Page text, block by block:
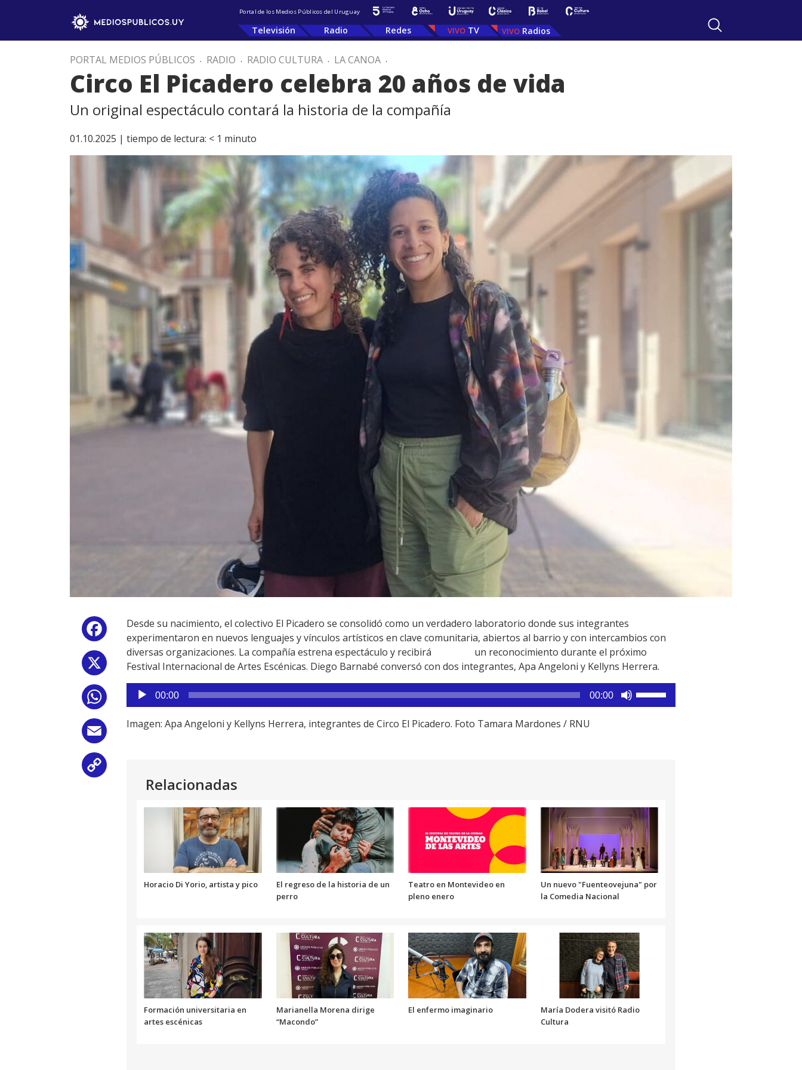
Portal de los Medios Públicos del Uruguay
Televisión Radio Redes TV Radios
PORTAL MEDIOS PÚBLICOS . RADIO . RADIO CULTURA . LA CANOA .
Circo El Picadero celebra 20 años de vida
Un original espectáculo contará la historia de la compañía
01.10.2025 | tiempo de lectura: < 1 minuto
Facebook
WhatsApp
Desde su nacimiento, el colectivo El Picadero se consolidó como un verdadero laboratorio donde sus integrantes
experimentaron en nuevos lenguajes y vínculos artísticos en clave comunitaria, abiertos al barrio y con intercambios con
diversas organizaciones. La compañía estrena espectáculo y recibirá un reconocimiento durante el próximo
Festival Internacional de Artes Escénicas. Diego Barnabé conversó con dos integrantes, Apa Angeloni y Kellyns Herrera.
Reproductor
de
audio
00:00 00:00
disminuir
el
volumen.
Imagen: Apa Angeloni y Kellyns Herrera, integrantes de Circo El Picadero. Foto Tamara Mardones / RNU
Relacionadas
Horacio Di Yorio, artista y pico
El regreso de la historia de un
perro
Teatro en Montevideo en
pleno enero
Un nuevo "Fuenteovejuna" por
la Comedia Nacional
Formación universitaria en
artes escénicas
Marianella Morena dirige
“Macondo”
El enfermo imaginario
María Dodera visitó Radio
Cultura